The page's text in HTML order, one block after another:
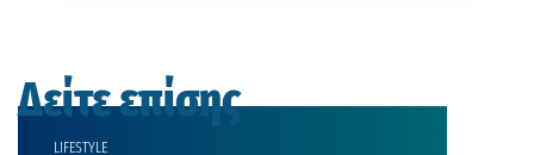
Δείτε επίσης
LIFESTYLE